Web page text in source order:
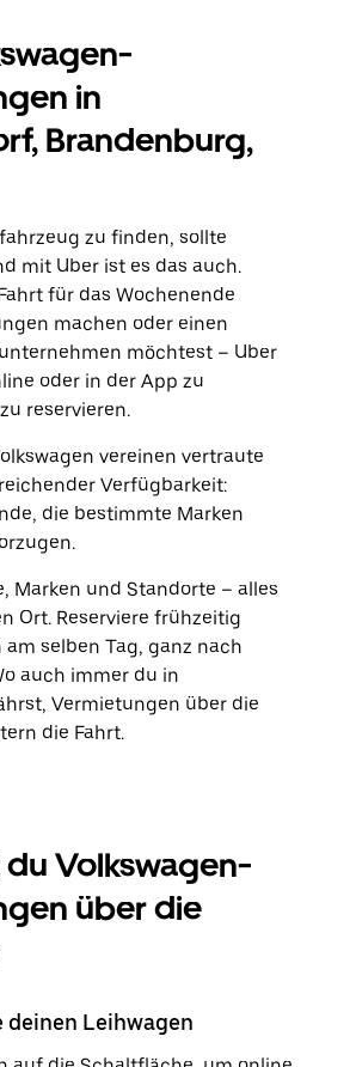
in
Brandenburg,
zu finden, sollte
mit Uber ist es das auch.
für das Wochenende
machen oder einen
möchtest – Uber
oder in der App zu
reservieren.
vereinen vertraute
Verfügbarkeit:
die bestimmte Marken
Marken und Standorte – alles
Ort. Reserviere frühzeitig
selben Tag, ganz nach
auch immer du in
Vermietungen über die
die Fahrt.
Volkswagen-
über die
deinen Leihwagen